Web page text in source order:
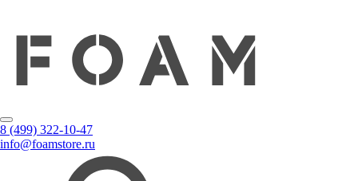
8 (499) 322-10-47
info@foamstore.ru